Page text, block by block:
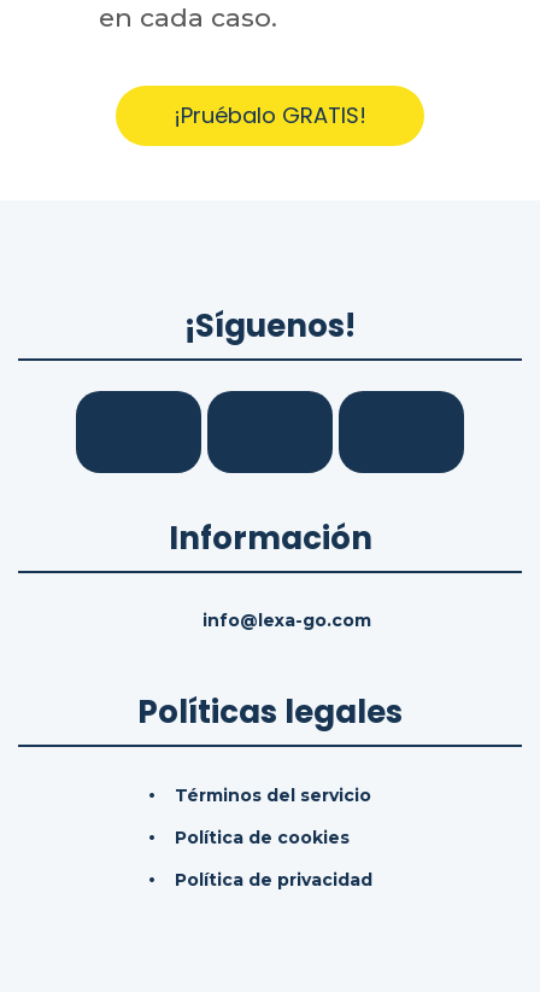
en cada caso.
¡Pruébalo GRATIS!
¡Síguenos!
Información
info@lexa-go.com
Políticas legales
Términos del servicio
Política de cookies
Política de privacidad